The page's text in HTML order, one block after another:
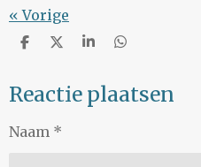
«Vorige
D
e
n
D
l
S
r
e
D
e
n
Reactie plaatsen
Naam *